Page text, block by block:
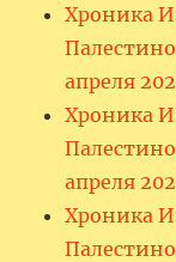
Хроника
апреля
Хроника
апреля
Хроника